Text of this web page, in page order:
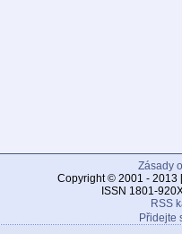
Zásady
Copyright © 2001 - 2013
ISSN 1801-
RSS
Přidejte